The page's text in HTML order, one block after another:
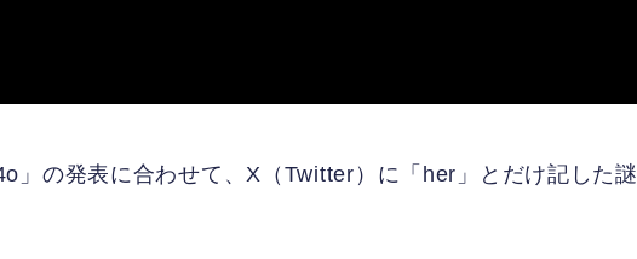
」の発表に合わせて、X（Twitter）に「her」とだけ記した謎